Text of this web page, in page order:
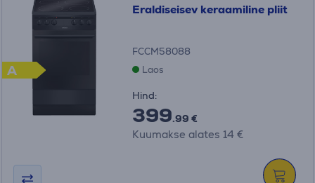
A
Eraldiseisev keraamiline pliit
FCCM58088
Laos
Hind:
399.99 €
Kuumakse alates 14 €